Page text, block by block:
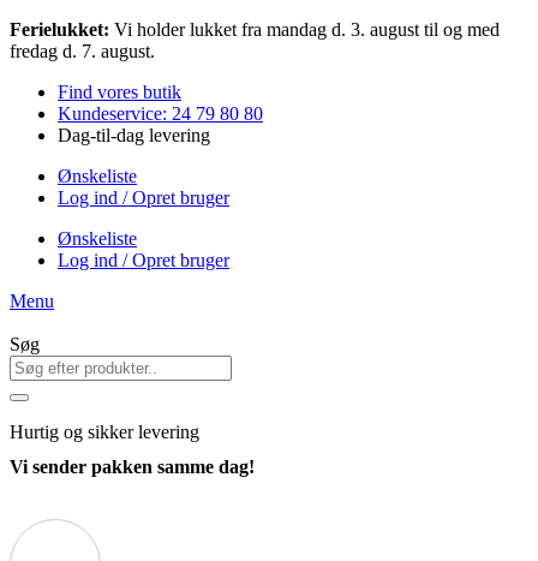
Videre
til
Ferielukket: Vi holder lukket fra mandag d. 3. august til og med
fredag d. 7. august.
Find vores butik
Kundeservice: 24 79 80 80
Dag-til-dag levering
Ønskeliste
Log ind / Opret bruger
Ønskeliste
Log ind / Opret bruger
Menu
Søg
Hurtig og sikker levering
Vi sender pakken samme dag!